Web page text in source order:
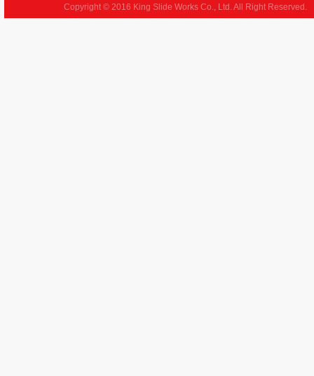
Copyright © 2016 King Slide Works Co., Ltd. All Right